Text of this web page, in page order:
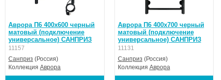
Аврора П6 400х600 черный
матовый (подключение
универсальное) САНПРИЗ
11157
Санприз (Россия)
Коллекция Аврора
Аврора П6 400х700 черный
матовый (подключение
универсальное) САНПРИЗ
11131
Санприз (Россия)
Коллекция Аврора